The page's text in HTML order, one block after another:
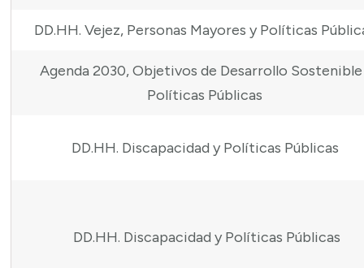
DD.HH. Vejez, Personas Mayores y Políticas
Agenda 2030, Objetivos de Desarrollo
Políticas Públicas
DD.HH. Discapacidad y Políticas Públicas
DD.HH. Discapacidad y Políticas Públicas